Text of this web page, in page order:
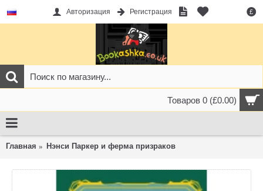
£
Авторизация Регистрация
Товаров 0 (£0.00)
Главная Нэнси Паркер и ферма призраков